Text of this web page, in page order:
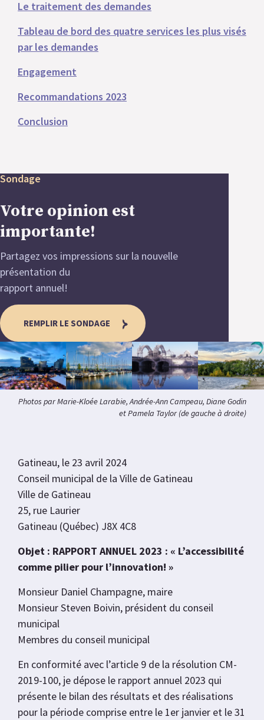
Le traitement des demandes
Tableau de bord des quatre services les plus visés
par les demandes
Engagement
Recommandations 2023
Conclusion
Sondage
Votre opinion est
importante!
Partagez vos impressions sur la nouvelle
présentation du
rapport annuel!
REMPLIR LE SONDAGE
Photos par Marie-Kloée Larabie, Andrée-Ann Campeau, Diane Godin
et Pamela Taylor (de gauche à droite)
Gatineau, le 23 avril 2024
Conseil municipal de la Ville de Gatineau
Ville de Gatineau
25, rue Laurier
Gatineau (Québec) J8X 4C8
Objet : RAPPORT ANNUEL 2023 : « L’accessibilité
comme pilier pour l’innovation! »
Monsieur Daniel Champagne, maire
Monsieur Steven Boivin, président du conseil
municipal
Membres du conseil municipal
En conformité avec l’article 9 de la résolution CM-
2019-100, je dépose le rapport annuel 2023 qui
présente le bilan des résultats et des réalisations
pour la période comprise entre le 1er janvier et le 31